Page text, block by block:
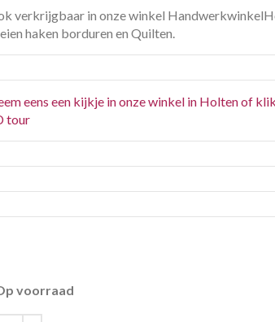
verkrijgbaar in onze winkel
haken borduren en Quilten.
eens een kijkje in onze winkel in Holten of
tour
voorraad